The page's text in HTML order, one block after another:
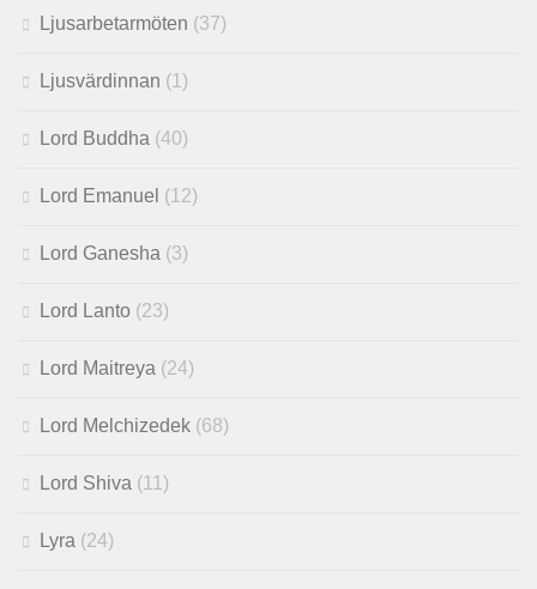
Ljusarbetarmöten (37)
Ljusvärdinnan (1)
Lord Buddha (40)
Lord Emanuel (12)
Lord Ganesha (3)
Lord Lanto (23)
Lord Maitreya (24)
Lord Melchizedek (68)
Lord Shiva (11)
Lyra (24)